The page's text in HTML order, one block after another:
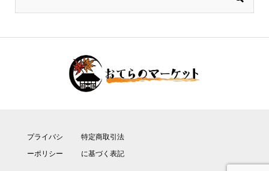
プライバシ
ーポリシー
特定商取引法
に基づく表記